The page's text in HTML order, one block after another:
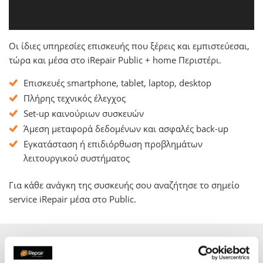
Οι ίδιες υπηρεσίες επισκευής που ξέρεις και εμπιστεύεσαι,
τώρα και μέσα στo iRepair Public + home Περιστέρι.
Επισκευές smartphone, tablet, laptop, desktop
Πλήρης τεχνικός έλεγχος
Set-up καινούριων συσκευών
Άμεση μεταφορά δεδομένων και ασφαλές back-up
Εγκατάσταση ή επιδιόρθωση προβλημάτων
λειτουργικού συστήματος
Για κάθε ανάγκη της συσκευής σου αναζήτησε το σημείo
service iRepair μέσα στο Public.